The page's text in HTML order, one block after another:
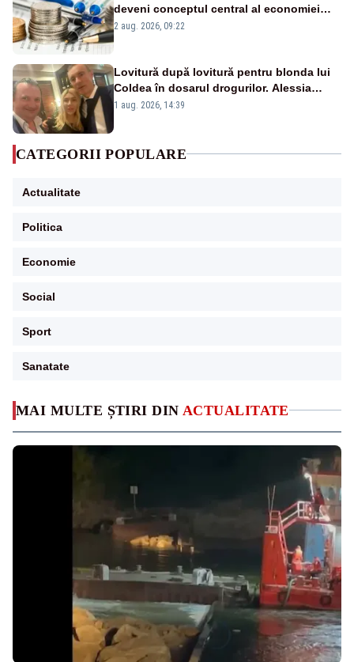
MAI MULTE ȘTIRI DIN ACTUALITATE
deveni conceptul central al economiei
viitoare?
2 aug. 2026, 09:22
Lovitură după lovitură pentru blonda lui
Coldea în dosarul drogurilor. Alessia
Păcuraru explică decizia magistraților
1 aug. 2026, 14:39
CATEGORII POPULARE
Actualitate
Politica
Economie
Social
Sport
Sanatate